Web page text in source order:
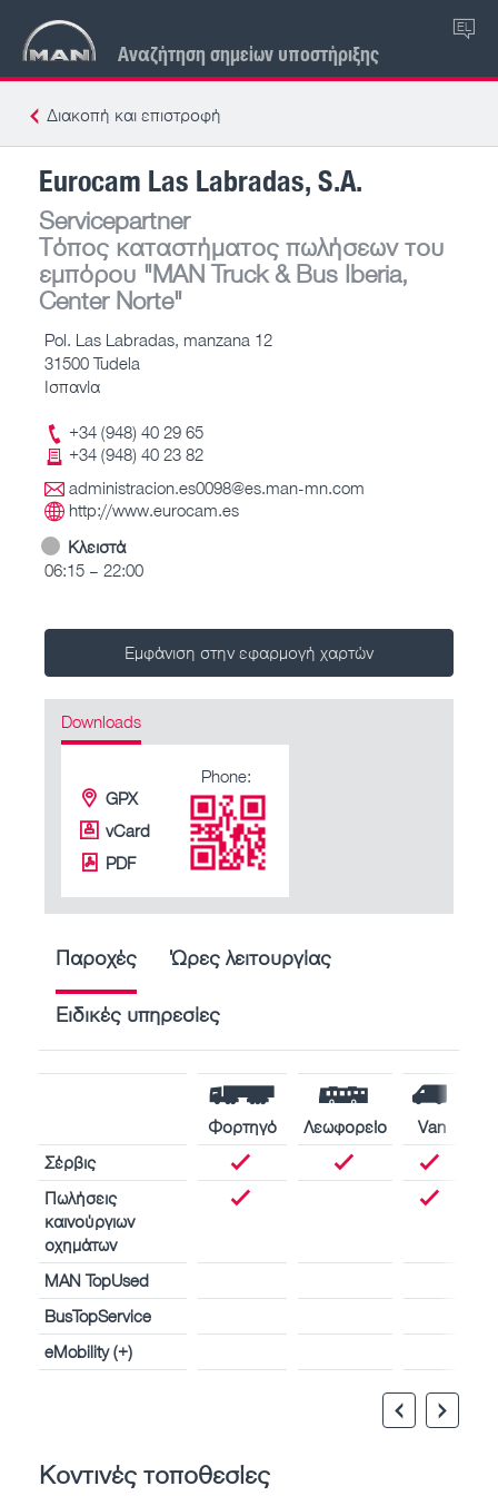
Αναζήτηση σημείων υποστήριξης
EL
Διακοπή και επιστροφή
Eurocam Las Labradas, S.A.
Servicepartner
Τόπος καταστήματος πωλήσεων του
εμπόρου "MAN Truck & Bus Iberia,
Center Norte"
Pol. Las Labradas, manzana 12
31500 Tudela
Ισπανία
+34 (948) 40 29 65
+34 (948) 40 23 82
administracion.es0098@es.man-mn.com
http://www.eurocam.es
Κλειστά
06:15 – 22:00
Εμφάνιση στην εφαρμογή χαρτών
Downloads
GPX
vCard
PDF
Phone:
Παροχές Ώρες λειτουργίας
Ειδικές υπηρεσίες
Φορτηγό Λεωφορείο
Van
Σέρβις
Πωλήσεις
καινούργιων
οχημάτων
MAN TopUsed
BusTopService
eMobility (+)
Κοντινές τοποθεσίες